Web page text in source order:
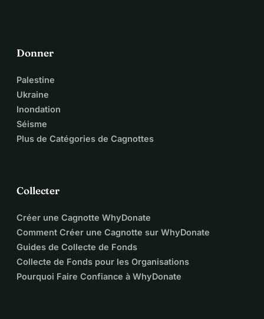
animaux dans le besoin.
Donner
Palestine
Ukraine
Inondation
Séisme
Plus de Catégories de Cagnottes
Collecter
Créer une Cagnotte WhyDonate
Comment Créer une Cagnotte sur WhyDonate
Guides de Collecte de Fonds
Collecte de Fonds pour les Organisations
Pourquoi Faire Confiance à WhyDonate